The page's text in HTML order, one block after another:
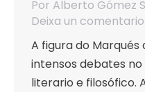
Por Alberto Gómez
Deixa un comentario
A figura do Marqués
intensos debates
literario e filosófico.